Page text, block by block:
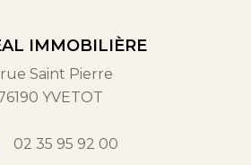
IMMOBILIÈRE
Saint Pierre
YVETOT
02 35 95 92 00